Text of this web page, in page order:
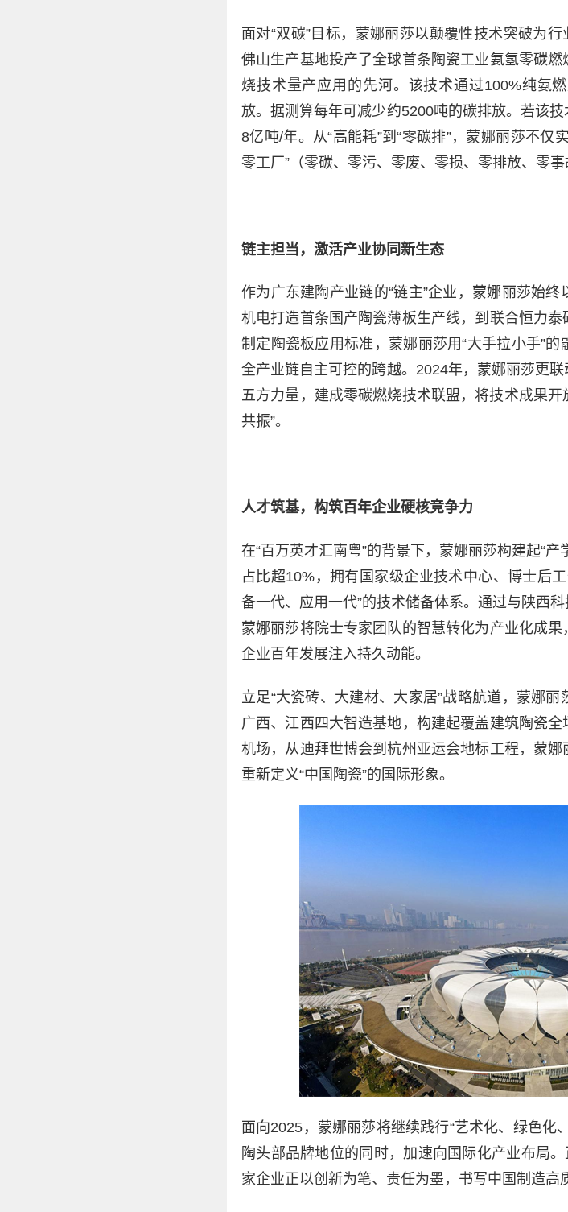
面对“双碳”目标，蒙娜丽莎以颠覆性技术突破为
佛山生产基地投产了全球首条陶瓷工业氨氢零碳
烧技术量产应用的先河。该技术通过100%纯氨
放。据测算每年可减少约5200吨的碳排放。若该
8亿吨/年。从“高能耗”到“零碳排”，蒙娜丽莎不仅
零工厂”（零碳、零污、零废、零损、零排放、零事
链主担当，激活产业协同新生态
作为广东建陶产业链的“链主”企业，蒙娜丽莎始
机电打造首条国产陶瓷薄板生产线，到联合恒力
制定陶瓷板应用标准，蒙娜丽莎用“大手拉小手”
全产业链自主可控的跨越。2024年，蒙娜丽莎更
五方力量，建成零碳燃烧技术联盟，将技术成果开
共振”。
人才筑基，构筑百年企业硬核竞争力​
在“百万英才汇南粤”的背景下，蒙娜丽莎构建起“
占比超10%，拥有国家级企业技术中心、博士后
备一代、应用一代”的技术储备体系。通过与陕西
蒙娜丽莎将院士专家团队的智慧转化为产业化成
企业百年发展注入持久动能。
立足“大瓷砖、大建材、大家居”战略航道，蒙娜
广西、江西四大智造基地，构建起覆盖建筑陶瓷
机场，从迪拜世博会到杭州亚运会地标工程，蒙
重新定义“中国陶瓷”的国际形象。
面向2025，蒙娜丽莎将继续践行“艺术化、绿色化
陶头部品牌地位的同时，加速向国际化产业布局
家企业正以创新为笔、责任为墨，书写中国制造高